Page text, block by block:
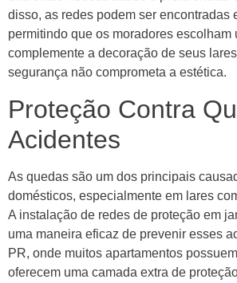
disso, as redes podem ser encontradas
permitindo que os moradores escolham
complemente a decoração de seus
segurança não comprometa a estética.
Proteção Contra
Acidentes
As quedas são um dos principais
domésticos, especialmente em lares
A instalação de redes de proteção em
uma maneira eficaz de prevenir esses
PR, onde muitos apartamentos
oferecem uma camada extra de